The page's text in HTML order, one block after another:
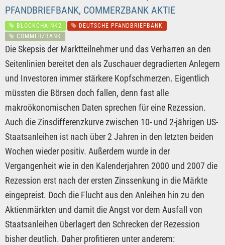
PFANDBRIEFBANK, COMMERZBANK AKTIE
BLOCKCHAINK2
DEUTSCHE PFANDBRIEFBANK
COMMERZBANK
Die Skepsis der Marktteilnehmer und das Verharren an den
Seitenlinien bereitet den als Zuschauer degradierten Anlegern
und Investoren immer stärkere Kopfschmerzen. Eigentlich
müssten die Börsen doch fallen, denn fast alle
makroökonomischen Daten sprechen für eine Rezession.
Auch die Zinsdifferenzkurve zwischen 10- und 2-jährigen US-
Staatsanleihen ist nach über 2 Jahren in den letzten beiden
Wochen wieder positiv. Außerdem wurde in der
Vergangenheit wie in den Kalenderjahren 2000 und 2007 die
Rezession erst nach der ersten Zinssenkung in die Märkte
eingepreist. Doch die Flucht aus den Anleihen hin zu den
Aktienmärkten und damit die Angst vor dem Ausfall von
Staatsanleihen überlagert den Schrecken der Rezession
bisher deutlich. Daher profitieren unter anderem: